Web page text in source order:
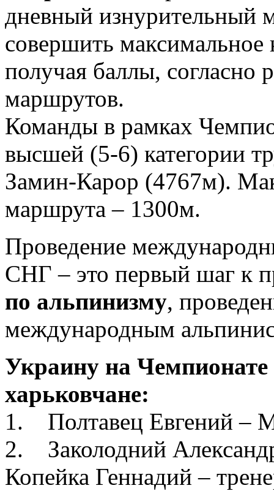
дневный изнурительный
совершить максимальное
получая баллы, согласно
маршрутов.
Команды в рамках
высшей (5-6) категории
Замин-Карор (4767м).
маршрута – 1300м.
Проведение
СНГ – это первый шаг к
по альпинизму,
международным
Украину на
харьковчане:
1. Полтавец Евгений –
2. Заколодний
Копейка Геннадий –